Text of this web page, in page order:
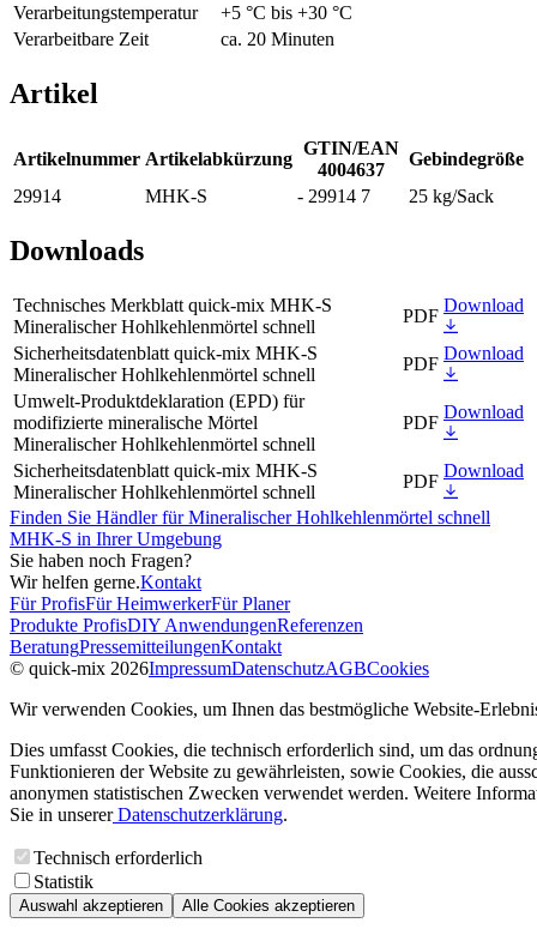
Verarbeitungstemperatur
+5 °C bis +30 °C
Verarbeitbare Zeit
ca. 20 Minuten
Artikel
Artikelnummer Artikelabkürzung
GTIN/EAN
4004637
Gebindegröße
29914
MHK-S - 29914 7 25 kg/Sack
Downloads
Technisches Merkblatt quick-mix MHK-S
Mineralischer Hohlkehlenmörtel schnell
PDF
Download
Sicherheitsdatenblatt quick-mix MHK-S
Mineralischer Hohlkehlenmörtel schnell
PDF
Download
Umwelt-Produktdeklaration (EPD) für
modifizierte mineralische Mörtel
Mineralischer Hohlkehlenmörtel schnell
PDF
Download
Sicherheitsdatenblatt quick-mix MHK-S
Mineralischer Hohlkehlenmörtel schnell
PDF
Download
Finden Sie Händler für Mineralischer Hohlkehlenmörtel schnell
MHK-S in Ihrer Umgebung
Sie haben noch Fragen?
Wir helfen gerne.Kontakt
Für ProfisFür HeimwerkerFür Planer
Produkte ProfisDIY AnwendungenReferenzen
BeratungPressemitteilungenKontakt
© quick-mix 2026ImpressumDatenschutzAGBCookies
Wir verwenden Cookies, um Ihnen das bestmögliche Website-
Dies umfasst Cookies, die technisch erforderlich sind, um das
Funktionieren der Website zu gewährleisten, sowie Cookies, die
anonymen statistischen Zwecken verwendet werden. Weitere
Sie in unsererDatenschutzerklärung.
Technisch erforderlich
Statistik
Auswahl akzeptieren Alle Cookies akzeptieren